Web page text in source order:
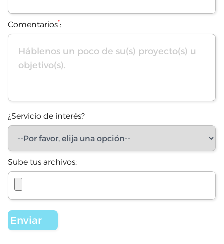
Comentarios*:
¿Servicio de interés?
Sube tus archivos: